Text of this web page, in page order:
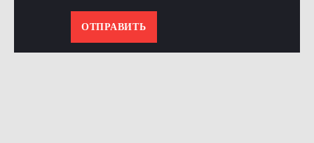
ОТПРАВИТЬ